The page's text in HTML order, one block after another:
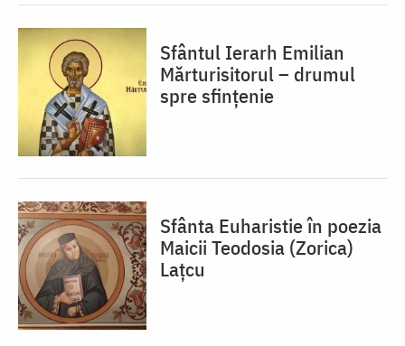
Sfântul Ierarh Emilian
Mărturisitorul – drumul
spre sfințenie
Sfânta Euharistie în poezia
Maicii Teodosia (Zorica)
Lațcu